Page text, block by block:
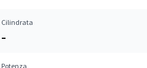
Cilindrata
–
Potenza